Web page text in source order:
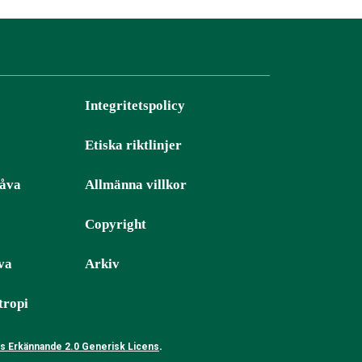
Integritetspolicy
Etiska riktlinjer
Allmänna villkor
Copyright
Arkiv
Erkännande 2.0 Generisk Licens.